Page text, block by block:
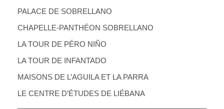
PALACE DE SOBRELLANO
CHAPELLE-PANTHÉON SOBRELLANO
LA TOUR DE PÉRO NIÑO
LA TOUR DE INFANTADO
MAISONS DE L’AGUILA ET LA PARRA
LE CENTRE D’ÉTUDES DE LIÉBANA